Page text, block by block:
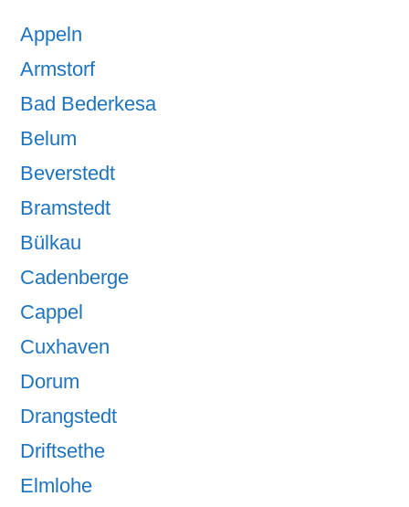
Appeln
Armstorf
Bad Bederkesa
Belum
Beverstedt
Bramstedt
Bülkau
Cadenberge
Cappel
Cuxhaven
Dorum
Drangstedt
Driftsethe
Elmlohe